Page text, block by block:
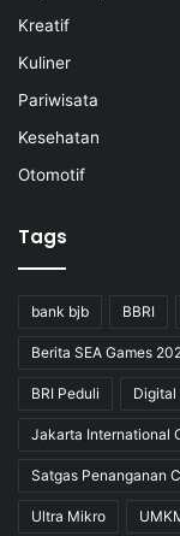
Kreatif
Kuliner
Pariwisata
Kesehatan
Otomotif
Tags
bank bjb BBRI
Berita SEA Games
BRI Peduli Digital
Jakarta International
Satgas Penanganan
Ultra Mikro